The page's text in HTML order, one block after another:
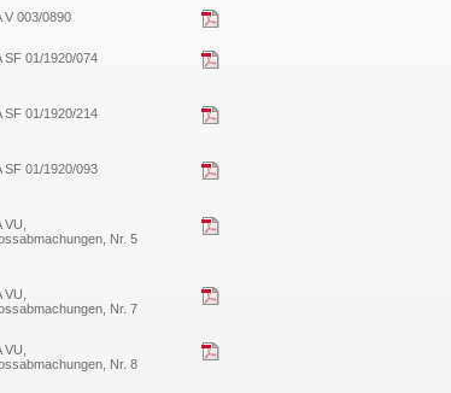
V 003/0890
SF 01/1920/074
SF 01/1920/214
SF 01/1920/093
VU,
Nr. 5
VU,
Nr. 7
VU,
Nr. 8